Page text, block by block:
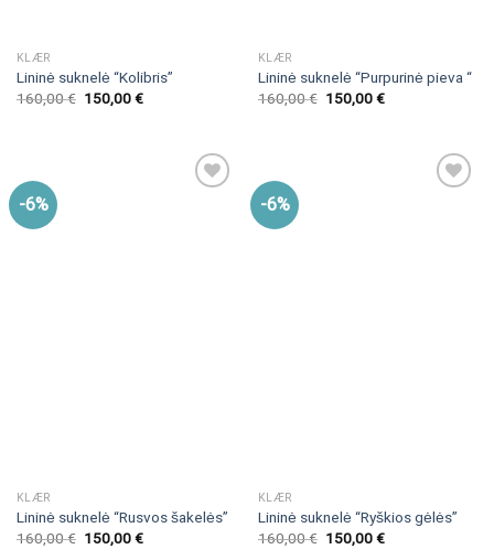
KLÆR
Lininė suknelė “Kolibris”
160,00€ 150,00€
KLÆR
Lininė suknelė “Purpurinė pieva “
160,00€ 150,00€
-6%
KLÆR
Lininė suknelė “Rusvos šakelės”
160,00€ 150,00€
-6%
KLÆR
Lininė suknelė “Ryškios gėlės”
160,00€ 150,00€